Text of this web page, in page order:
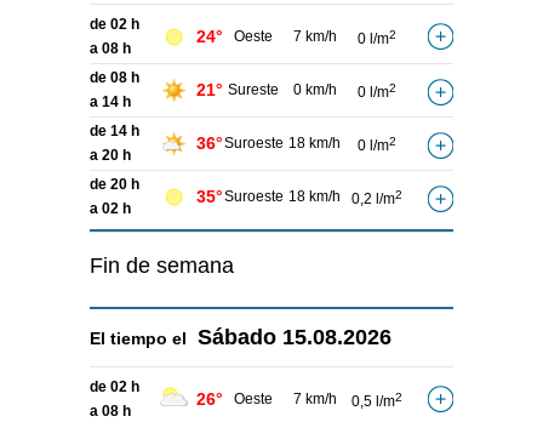
de 02 h
a 08 h
24° Oeste 7 km/h 0 l/m2
de 08 h
a 14 h
21° Sureste 0 km/h 0 l/m2
de 14 h
a 20 h
36°Suroeste 18 km/h 0 l/m2
de 20 h
a 02 h
35°Suroeste 18 km/h 0,2 l/m2
Fin de semana
El tiempo el Sábado 15.08.2026
de 02 h
a 08 h
26° Oeste 7 km/h 0,5 l/m2